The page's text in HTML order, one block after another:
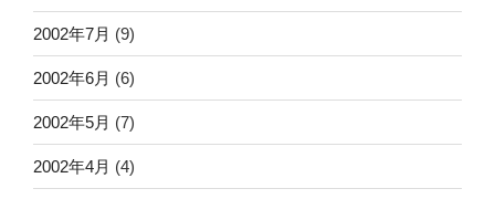
2002年7月 (9)
2002年6月 (6)
2002年5月 (7)
2002年4月 (4)